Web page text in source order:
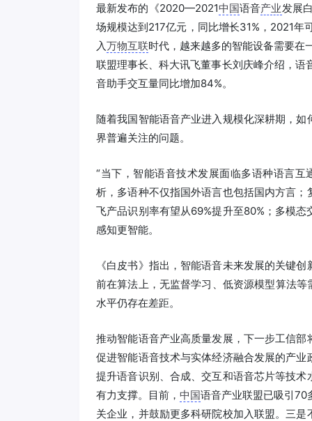
最新发布的《2020—2021中国语音产业发展
场规模达到217亿元，同比增长31%，2021
入万物互联时代，越来越多的智能设备需要在
联盟理事长、科大讯飞董事长刘庆峰介绍，
音助手交互量同比增加84%。
随着我国智能语音产业进入规模化深耕期，
界普遍关注的问题。
“当下，智能语音技术发展面临多语种语言
析，多语种不仅指国外语言也包括国内方言
飞产品识别率有望从69%提升至80%；多模
感知更智能。
《白皮书》指出，智能语音未来发展的关键
前在算法上，无监督学习、低资源模型算法
水平仍存在差距。
推动智能语音产业高质量发展，下一步工信
促进智能语音技术与实体经济融合发展的产
提升语音识别、合成、交互和语音芯片等技
有力支撑。目前， 中国语音产业联盟已吸引70
关企业，并鼓励更多科研院校加入联盟。三